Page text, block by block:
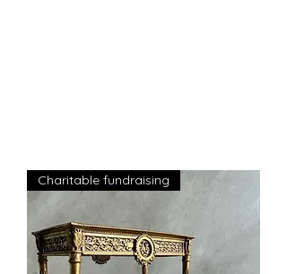
Charitable fundraising